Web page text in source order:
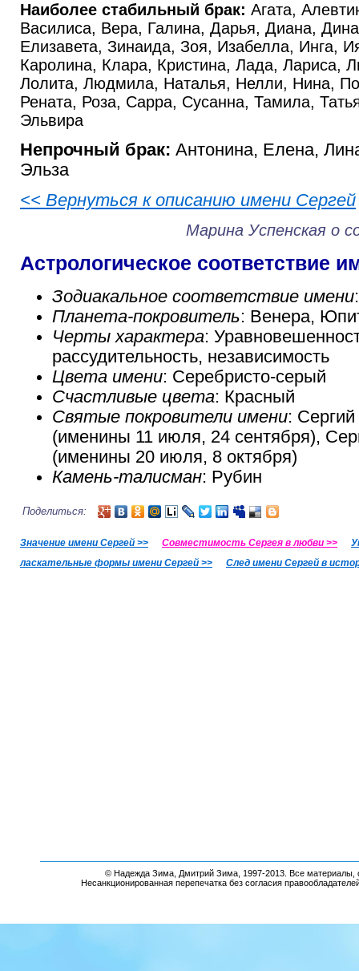
Наиболее стабильный брак: Агата,
Василиса, Вера, Галина, Дарья, Диана,
Елизавета, Зинаида, Зоя, Изабелла, Инга,
Каролина, Клара, Кристина, Лада, Лариса,
Лолита, Людмила, Наталья, Нелли, Нина,
Рената, Роза, Сарра, Сусанна, Тамила,
Эльвира
Непрочный брак: Антонина, Елена,
Эльза
<< Вернуться к описанию имени Сергей
Марина Успенская о
Астрологическое соответствие
Зодиакальное соответствие имени
Планета-покровитель: Венера,
Черты характера:
рассудительность, независимость
Цвета имени: Серебристо-серый
Счастливые цвета: Красный
Святые покровители имени:
(именины 11 июля, 24 сентября),
(именины 20 июля, 8 октября)
Камень-талисман: Рубин
Поделиться:
Значение имени Сергей >> Совместимость Сергея в любви >>
ласкательные формы имени Сергей >>
След имени Сергей в
© Надежда Зима, Дмитрий Зима, 1997-2013. Все материалы,
Несанкционированная перепечатка без согласия